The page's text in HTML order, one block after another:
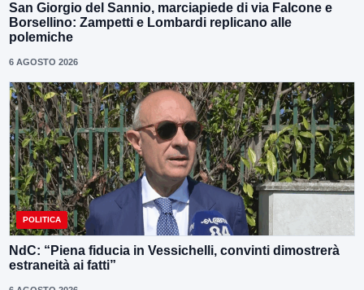
San Giorgio del Sannio, marciapiede di via Falcone e
Borsellino: Zampetti e Lombardi replicano alle
polemiche
6 AGOSTO 2026
POLITICA
NdC: “Piena fiducia in Vessichelli, convinti dimostrerà
estraneità ai fatti”